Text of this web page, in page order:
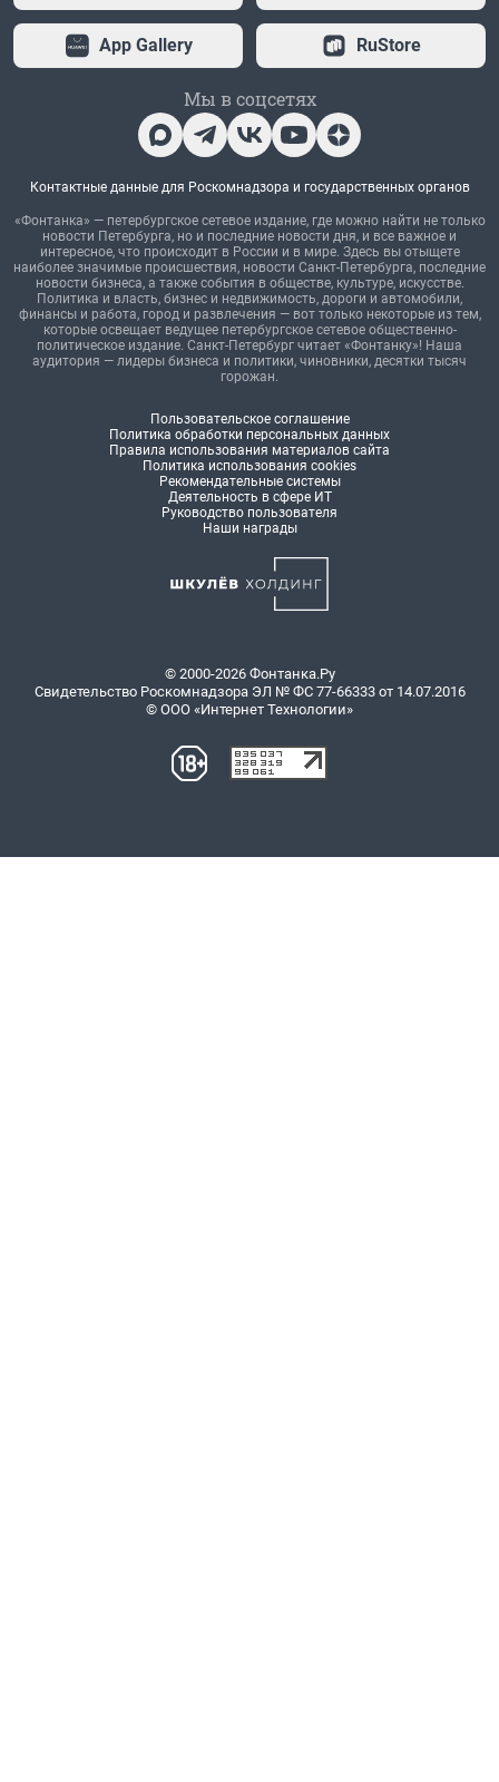
App Gallery RuStore
Мы в соцсетях
Контактные данные для Роскомнадзора и государственных органов
«Фонтанка» — петербургское сетевое издание, где можно найти не только
новости Петербурга, но и последние новости дня, и все важное и
интересное, что происходит в России и в мире. Здесь вы отыщете
наиболее значимые происшествия, новости Санкт-Петербурга, последние
новости бизнеса, а также события в обществе, культуре, искусстве.
Политика и власть, бизнес и недвижимость, дороги и автомобили,
финансы и работа, город и развлечения — вот только некоторые из тем,
которые освещает ведущее петербургское сетевое общественно-
политическое издание. Санкт-Петербург читает «Фонтанку»! Наша
аудитория — лидеры бизнеса и политики, чиновники, десятки тысяч
горожан.
Пользовательское соглашение
Политика обработки персональных данных
Правила использования материалов сайта
Политика использования cookies
Рекомендательные системы
Деятельность в сфере ИТ
Руководство пользователя
Наши награды
© 2000-2026 Фонтанка.Ру
Свидетельство Роскомнадзора ЭЛ № ФС 77-66333 от 14.07.2016
© ООО «Интернет Технологии»